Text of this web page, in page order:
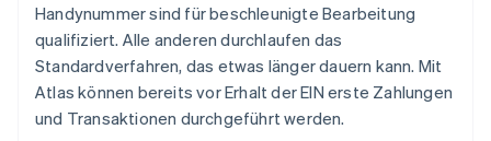
Handynummer sind für beschleunigte Bearbeitung
qualifiziert. Alle anderen durchlaufen das
Standardverfahren, das etwas länger dauern kann. Mit
Atlas können bereits vor Erhalt der EIN erste Zahlungen
und Transaktionen durchgeführt werden.